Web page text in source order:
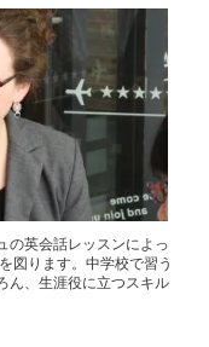
の英会話レッスンによっ
図ります。中学校で習う
ん、生涯役に立つスキル